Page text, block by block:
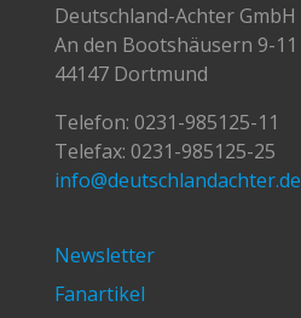
Deutschland-Achter GmbH
An den Bootshäusern 9-11
44147 Dortmund
Telefon: 0231-985125-11
Telefax: 0231-985125-25
info@deutschlandachter.de
Newsletter
Fanartikel